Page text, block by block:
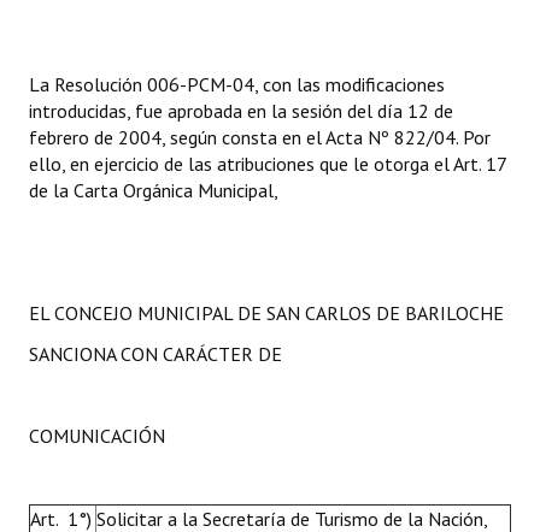
Premio al Mérito - Registro
Audiencias Públicas - Registro
Ciudadano Ilustre - Registro
Banca del Vecino - Registro
Reconocimientos - Registro
La Resolución 006-PCM-04, con las modificaciones
introducidas, fue aprobada en la sesión del día 12 de
febrero de 2004, según consta en el Acta Nº 822/04. Por
ello, en ejercicio de las atribuciones que le otorga el Art. 17
de la Carta Orgánica Municipal,
EL CONCEJO MUNICIPAL DE SAN CARLOS DE BARILOCHE
SANCIONA CON CARÁCTER DE
COMUNICACIÓN
Art. 1°) Solicitar a la Secretaría de Turismo de la Nación,